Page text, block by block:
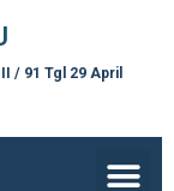
/ 91 Tgl 29 April